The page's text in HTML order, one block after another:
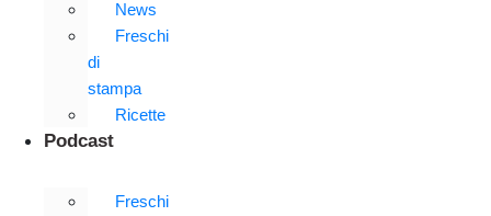
News
Freschi
di
stampa
Ricette
Podcast
Freschi